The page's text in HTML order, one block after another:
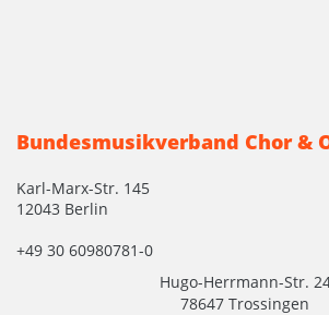
Bundesmusikverband Chor &
Karl-Marx-Str. 145
12043 Berlin
+49 30 60980781-0
Hugo-Herrmann-Str.
78647 Trossingen